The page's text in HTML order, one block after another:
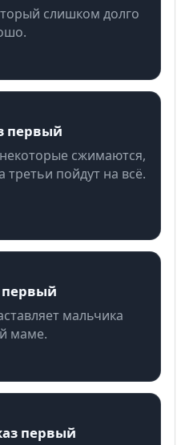
слишком долго
первый
сжимаются,
третьи пойдут на всё.
первый
мальчика
маме.
первый